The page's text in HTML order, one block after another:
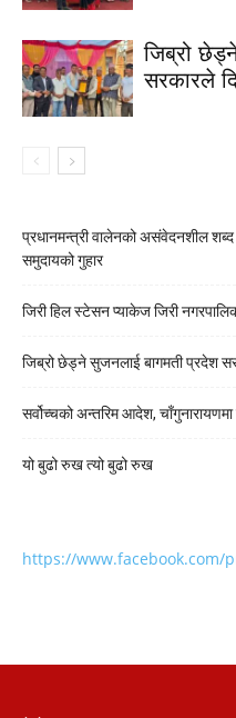
जिब्रो
सरकारले
प्रधानमन्त्री वालेनको असंवेदनशील
समुदायको गुहार
जिरी हिल स्टेसन प्याकेज जिरी
जिब्रो छेड्ने सुजनलाई बागमती प्रदेश
सर्वोच्चको अन्तरिम आदेश,
यो बुढो रुख त्यो बुढो रुख
https://www.facebook.com/